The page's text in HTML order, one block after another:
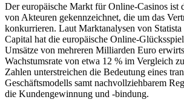
Der europäische Markt für Online-Casinos ist
von Akteuren gekennzeichnet, die um das
konkurrieren. Laut Marktanalysen von
Capital hat die europäische Online-
Umsätze von mehreren Milliarden Euro
Wachstumsrate von etwa 12 % im Vergleich
Zahlen unterstreichen die Bedeutung eines
Geschäftsmodells samt nachvollziehbarem
die Kundengewinnung und -bindung.